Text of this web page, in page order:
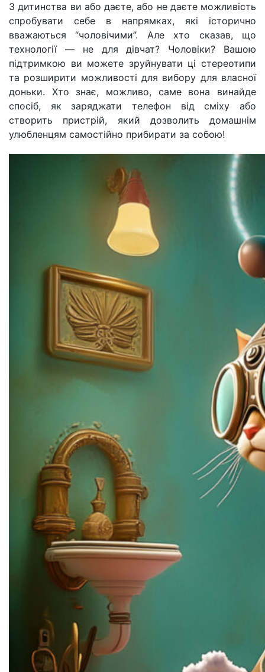
З дитинства ви або даєте, або не даєте можливість
спробувати себе в напрямках, які історично
вважаються “чоловічими”. Але хто сказав, що
технології — не для дівчат? Чоловіки? Вашою
підтримкою ви можете зруйнувати ці стереотипи
та розширити можливості для вибору для власної
доньки. Хто знає, можливо, саме вона винайде
спосіб, як заряджати телефон від сміху або
створить пристрій, який дозволить домашнім
улюбленцям самостійно прибирати за собою!